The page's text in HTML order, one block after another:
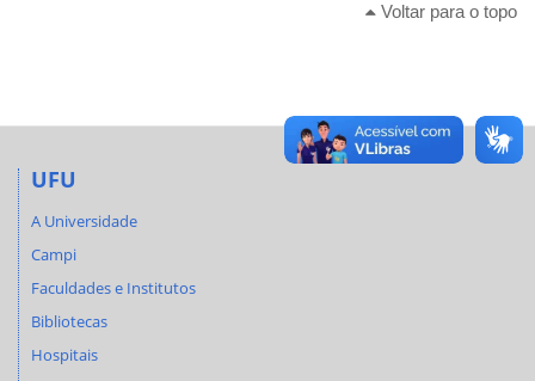
Voltar para o topo
UFU
A Universidade
Campi
Faculdades e Institutos
Bibliotecas
Hospitais